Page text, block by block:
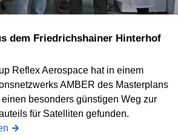
Reflex Aerospace hat in einem
AMBER des Masterplans
einen besonders günstigen Weg zur
für Satelliten gefunden.